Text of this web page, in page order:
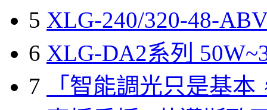
5 XLG-240/320-48-
6 XLG-DA2系列
7
「智能調光只是基本